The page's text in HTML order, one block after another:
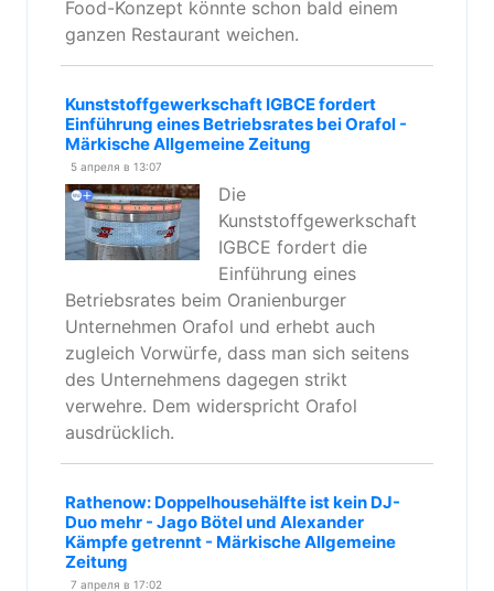
Food-Konzept könnte schon bald einem
ganzen Restaurant weichen.
Kunststoffgewerkschaft IGBCE fordert
Einführung eines Betriebsrates bei Orafol -
Märkische Allgemeine Zeitung
5 апреля в 13:07
Die
Kunststoffgewerkschaft
IGBCE fordert die
Einführung eines
Betriebsrates beim Oranienburger
Unternehmen Orafol und erhebt auch
zugleich Vorwürfe, dass man sich seitens
des Unternehmens dagegen strikt
verwehre. Dem widerspricht Orafol
ausdrücklich.
Rathenow: Doppelhousehälfte ist kein DJ-
Duo mehr - Jago Bötel und Alexander
Kämpfe getrennt - Märkische Allgemeine
Zeitung
7 апреля в 17:02